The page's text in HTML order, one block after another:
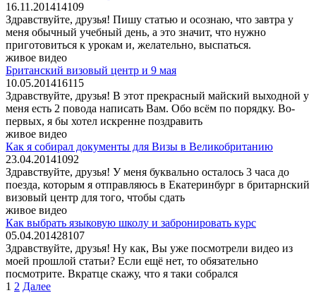
16.11.201414109
Здравствуйте, друзья! Пишу статью и осознаю, что завтра у
меня обычный учебный день, а это значит, что нужно
приготовиться к урокам и, желательно, выспаться.
живое видео
Британский визовый центр и 9 мая
10.05.201416115
Здравствуйте, друзья! В этот прекрасный майский выходной у
меня есть 2 повода написать Вам. Обо всём по порядку. Во-
первых, я бы хотел искренне поздравить
живое видео
Как я собирал документы для Визы в Великобританию
23.04.20141092
Здравствуйте, друзья! У меня буквально осталось 3 часа до
поезда, которым я отправляюсь в Екатеринбург в бритарнский
визовый центр для того, чтобы сдать
живое видео
Как выбрать языковую школу и забронировать курс
05.04.201428107
Здравствуйте, друзья! Ну как, Вы уже посмотрели видео из
моей прошлой статьи? Если ещё нет, то обязательно
посмотрите. Вкратце скажу, что я таки собрался
Пагинация
1 2 Далее